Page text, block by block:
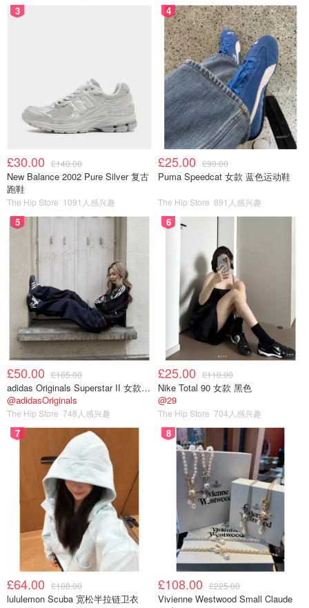
1105
危！加拿大BMO将关闭汽车贷款业
务，导致大裁员！
OOliviaZZ 3948
突发！多伦多两所学校因匿名威胁而
被封锁！
3
£30.00 £140.00
New Balance 2002 Pure Silver 复古
跑鞋
The Hip Store 1091人感兴趣
4
£25.00 £90.00
Puma Speedcat 女款 蓝色运动鞋
The Hip Store 891人感兴趣
5
£50.00 £165.00
adidas Originals Superstar II 女款串珠休闲鞋 黑色
@adidasOriginals
The Hip Store 748人感兴趣
6
£25.00 £110.00
Nike Total 90 女款 黑色
@29
The Hip Store 704人感兴趣
7
£64.00 £108.00
lululemon Scuba 宽松半拉链卫衣
8
£108.00 £225.00
Vivienne Westwood Small Claude